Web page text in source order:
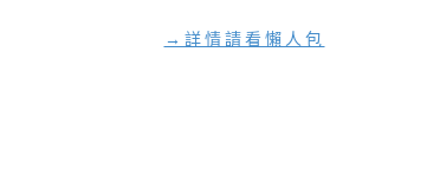
→詳情請看懶人包